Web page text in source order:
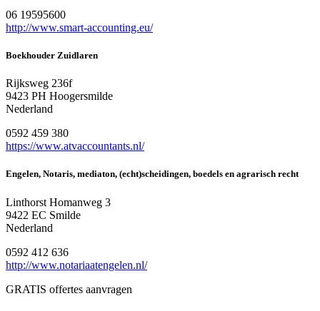
06 19595600
http://www.smart-accounting.eu/
Boekhouder Zuidlaren
Rijksweg 236f
9423 PH Hoogersmilde
Nederland
0592 459 380
https://www.atvaccountants.nl/
Engelen, Notaris, mediaton, (echt)scheidingen, boedels en agrarisch recht
Linthorst Homanweg 3
9422 EC Smilde
Nederland
0592 412 636
http://www.notariaatengelen.nl/
GRATIS offertes aanvragen